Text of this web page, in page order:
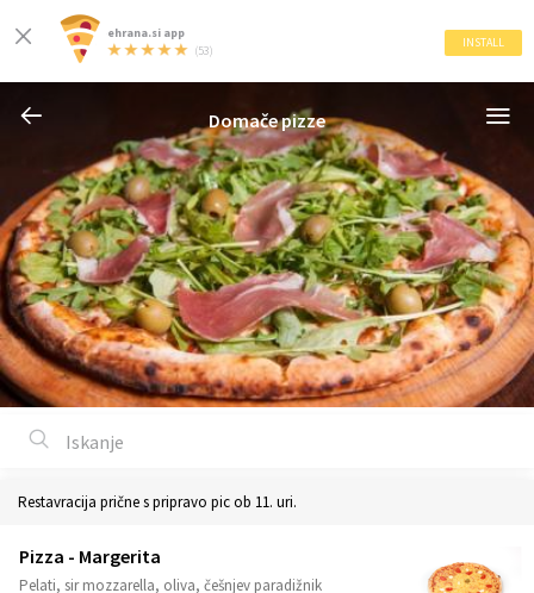
ehrana.si app
(53)
INSTALL
Domače pizze
Restavracija prične s pripravo pic ob 11. uri.
Pizza - Margerita
Pelati, sir mozzarella, oliva, češnjev paradižnik